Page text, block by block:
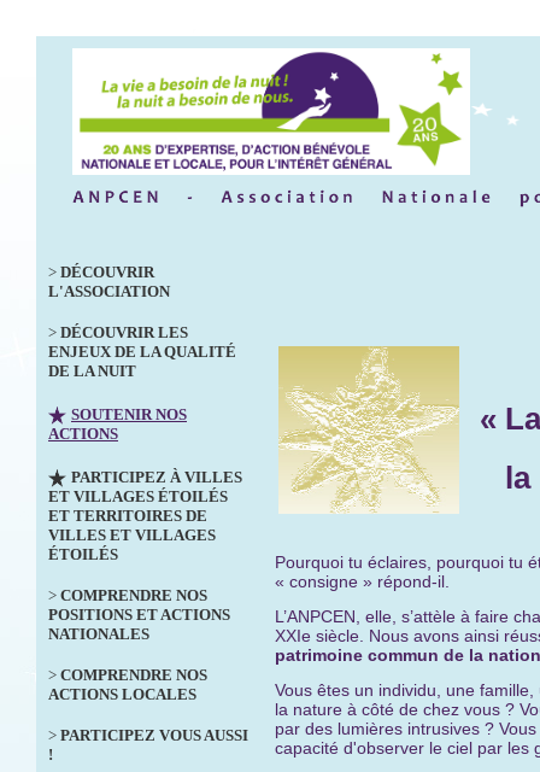
> DÉCOUVRIR
L'ASSOCIATION
> DÉCOUVRIR LES
ENJEUX DE LA QUALITÉ
DE LA NUIT
SOUTENIR NOS
ACTIONS
PARTICIPEZ À VILLES
ET VILLAGES ÉTOILÉS
ET TERRITOIRES DE
VILLES ET VILLAGES
ÉTOILÉS
> COMPRENDRE NOS
POSITIONS ET ACTIONS
NATIONALES
> COMPRENDRE NOS
ACTIONS LOCALES
> PARTICIPEZ VOUS AUSSI
!
«
la
Pourquoi tu éclaires, pourquoi tu
« consigne » répond-il.
L’ANPCEN, elle, s’attèle à faire
XXIe siècle. Nous avons ainsi
patrimoine commun de la nation
Vous êtes un individu, une
la nature à côté de chez vous ?
par des lumières intrusives ?
capacité d'observer le ciel par les